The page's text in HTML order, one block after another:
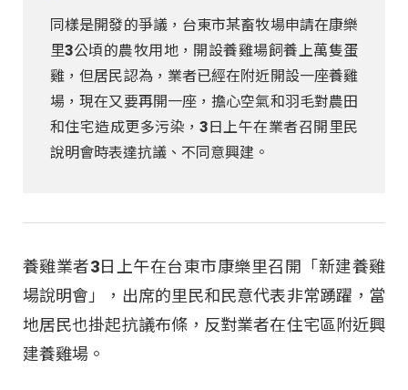
同樣是開發的爭議，台東市某畜牧場申請在康樂
里3公頃的農牧用地，開設養雞場飼養上萬隻蛋
雞，但居民認為，業者已經在附近開設一座養雞
場，現在又要再開一座，擔心空氣和羽毛對農田
和住宅造成更多污染，3日上午在業者召開里民
說明會時表達抗議、不同意興建。
養雞業者3日上午在台東市康樂里召開「新建養雞
場說明會」，出席的里民和民意代表非常踴躍，當
地居民也掛起抗議布條，反對業者在住宅區附近興
建養雞場。